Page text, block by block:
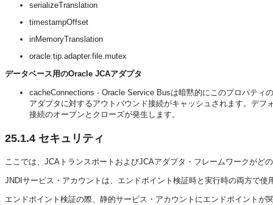
serializeTranslation
timestampOffset
inMemoryTranslation
oracle.tip.adapter.file.mutex
データベース用のOracle JCAアダプタ
cacheConnections - Oracle Service Busは暗黙的にこのプロパティ
アダプタに対するアウトバウンド接続がキャッシュされます。デ
接続のオープンとクローズが発生します。
25.1.4 セキュリティ
ここでは、JCAトランスポートおよびJCAアダプタ・フレームワークがど
JNDIサービス・アカウントは、エンドポイント検証時と実行時の両方で使
エンドポイント検証の際、静的サービス・アカウントにエンドポイント